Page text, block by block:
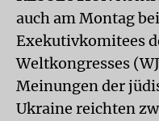
auch am Montag
Exekutivkomitees
Weltkongresses
Meinungen der
Ukraine reichten